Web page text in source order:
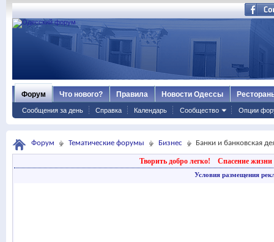
Форум
Сообщения за день Справка Календарь Сообщество Опции
Что нового? Правила Новости Одессы
Форум Тематические форумы Бизнес Банки и банковская
Творить добро легко! Спасение жизни
Условия размещения